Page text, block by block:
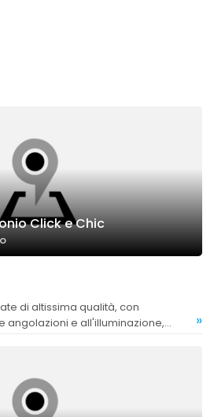
Click e Chic
angolazioni e all'illuminazione,
»